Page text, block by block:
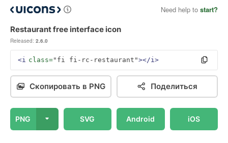
Need help to start?
Restaurant free interface icon
Released: 2.6.0
<i class="fi fi-rc-restaurant"></i>
Скопировать в PNG Поделиться
PNG SVG Android iOS